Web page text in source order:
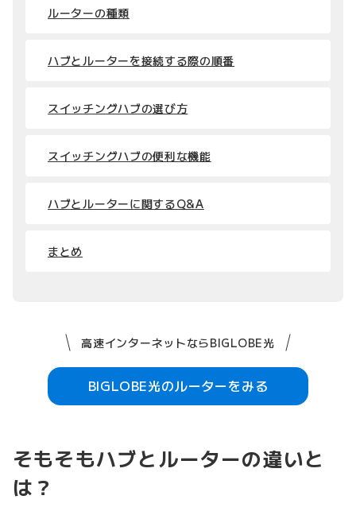
ルーターの種類
ハブとルーターを接続する際の順番
スイッチングハブの選び方
スイッチングハブの便利な機能
ハブとルーターに関するQ&A
まとめ
高速インターネットならBIGLOBE光
BIGLOBE光のルーターをみる
そもそもハブとルーターの違いと
は？